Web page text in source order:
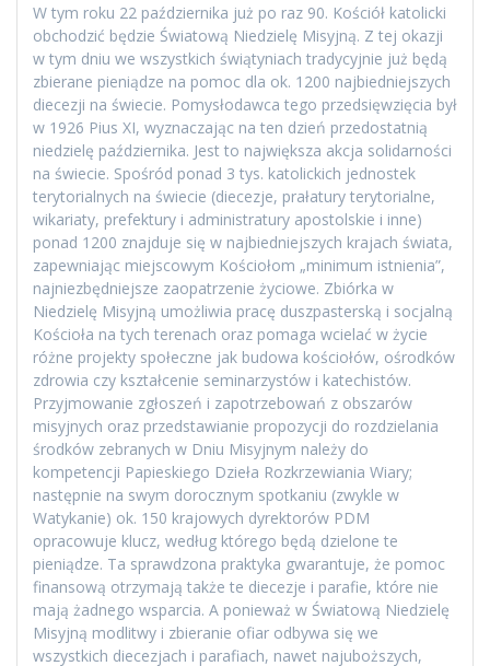
W tym roku 22 października już po raz 90. Kościół katolicki
obchodzić będzie Światową Niedzielę Misyjną. Z tej okazji
w tym dniu we wszystkich świątyniach tradycyjnie już będą
zbierane pieniądze na pomoc dla ok. 1200 najbiedniejszych
diecezji na świecie. Pomysłodawca tego przedsięwzięcia był
w 1926 Pius XI, wyznaczając na ten dzień przedostatnią
niedzielę października. Jest to największa akcja solidarności
na świecie. Spośród ponad 3 tys. katolickich jednostek
terytorialnych na świecie (diecezje, prałatury terytorialne,
wikariaty, prefektury i administratury apostolskie i inne)
ponad 1200 znajduje się w najbiedniejszych krajach świata,
zapewniając miejscowym Kościołom „minimum istnienia”,
najniezbędniejsze zaopatrzenie życiowe. Zbiórka w
Niedzielę Misyjną umożliwia pracę duszpasterską i socjalną
Kościoła na tych terenach oraz pomaga wcielać w życie
różne projekty społeczne jak budowa kościołów, ośrodków
zdrowia czy kształcenie seminarzystów i katechistów.
Przyjmowanie zgłoszeń i zapotrzebowań z obszarów
misyjnych oraz przedstawianie propozycji do rozdzielania
środków zebranych w Dniu Misyjnym należy do
kompetencji Papieskiego Dzieła Rozkrzewiania Wiary;
następnie na swym dorocznym spotkaniu (zwykle w
Watykanie) ok. 150 krajowych dyrektorów PDM
opracowuje klucz, według którego będą dzielone te
pieniądze. Ta sprawdzona praktyka gwarantuje, że pomoc
finansową otrzymają także te diecezje i parafie, które nie
mają żadnego wsparcia. A ponieważ w Światową Niedzielę
Misyjną modlitwy i zbieranie ofiar odbywa się we
wszystkich diecezjach i parafiach, nawet najuboższych,